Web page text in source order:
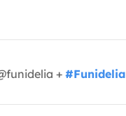
+ #Funidelia